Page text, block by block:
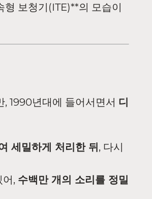
보청기(ITE)**의 모습이
, 1990년대에 들어서면서 디
세밀하게 처리한 뒤, 다시
어, 수백만 개의 소리를 정밀